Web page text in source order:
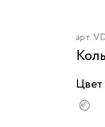
арт.
Цвет